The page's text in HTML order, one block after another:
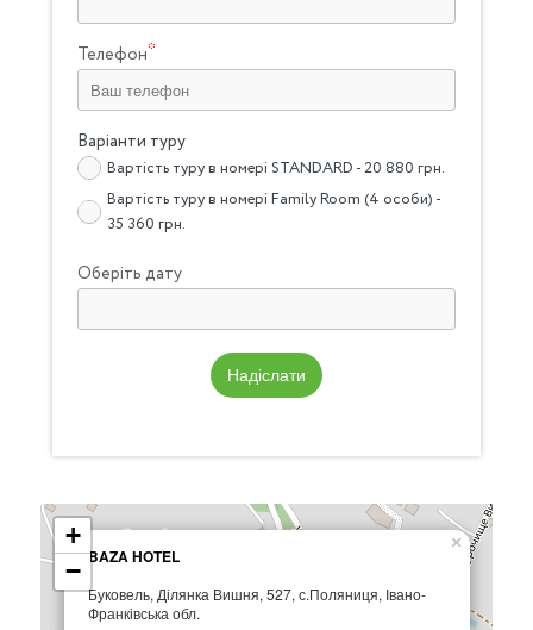
Телефон
Варіанти туру
Вартість туру в номері STANDARD - 20 880 грн.
Вартість туру в номері Family Room (4 особи) -
35 360 грн.
Оберіть дату
Надіслати
BAZA HOTEL
Буковель, Ділянка Вишня, 527, с.Поляниця, Івано-
Франківська обл.
×
+
−